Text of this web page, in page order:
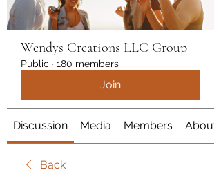
Wendys Creations LLC Group
Public · 180 members
Join
Discussion Media Members About
Back